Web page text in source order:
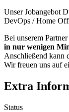
Unser Jobangebot
DevOps / Home
Bei unserem Partner
in nur wenigen
Anschließend kann
Wir freuen uns auf
Extra
Status